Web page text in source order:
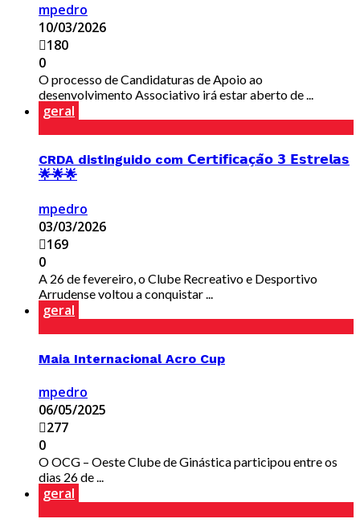
mpedro
10/03/2026
180
0
O processo de Candidaturas de Apoio ao
desenvolvimento Associativo irá estar aberto de ...
geral
CRDA distinguido com 𝗖𝗲𝗿𝘁𝗶𝗳𝗶𝗰𝗮𝗰̧𝗮̃𝗼 𝟯 𝗘𝘀𝘁𝗿𝗲𝗹𝗮𝘀
🌟🌟🌟
mpedro
03/03/2026
169
0
A 26 de fevereiro, o Clube Recreativo e Desportivo
Arrudense voltou a conquistar ...
geral
Maia Internacional Acro Cup
mpedro
06/05/2025
277
0
O OCG – Oeste Clube de Ginástica participou entre os
dias 26 de ...
geral